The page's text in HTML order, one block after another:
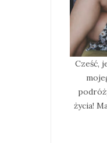
Cześć,
życia!